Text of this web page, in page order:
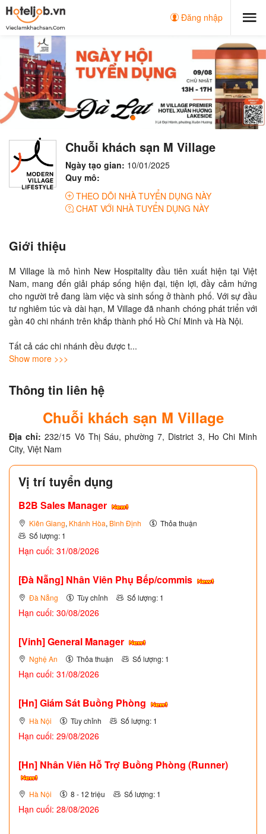
Đăng nhập
Chuỗi khách sạn M Village
Ngày tạo gian: 10/01/2025
Quy mô:
THEO DÕI NHÀ TUYỂN DỤNG NÀY
CHAT VỚI NHÀ TUYỂN DỤNG NÀY
Giới thiệu
M Village là mô hình New Hospitality đầu tiên xuất hiện tại Việt
Nam, mang đến giải pháp sống hiện đại, tiện lợi, đầy cảm hứng
cho người trẻ đang làm việc và sinh sống ở thành phố. Với sự đầu
tư nghiêm túc và dài hạn, M Village đã nhanh chóng phát triển với
gần 40 chi nhánh trên khắp thành phố Hồ Chí Minh và Hà Nội.
Tất cả các chi nhánh đều được t...
Show more >>>
Thông tin liên hệ
Chuỗi khách sạn M Village
Địa chỉ:232/15 Võ Thị Sáu, phường 7, District 3, Ho Chi Minh
City, Việt Nam
Vị trí tuyển dụng
B2B Sales Manager
Kiên Giang, Khánh Hòa, Bình Định
Thỏa thuận
Số lượng: 1
Hạn cuối: 31/08/2026
[Đà Nẵng] Nhân Viên Phụ Bếp/commis
Đà Nẵng Tùy chỉnh Số lượng: 1
Hạn cuối: 30/08/2026
[Vinh] General Manager
Nghệ An Thỏa thuận Số lượng: 1
Hạn cuối: 31/08/2026
[Hn] Giám Sát Buồng Phòng
Hà Nội Tùy chỉnh Số lượng: 1
Hạn cuối: 29/08/2026
[Hn] Nhân Viên Hỗ Trợ Buồng Phòng (Runner)
Hà Nội 8 - 12 triệu Số lượng: 1
Hạn cuối: 28/08/2026